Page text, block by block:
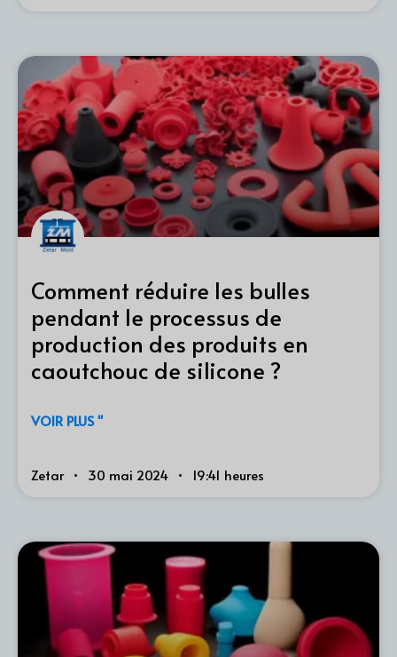
Comment réduire les bulles
pendant le processus de
production des produits en
caoutchouc de silicone ?
VOIR PLUS "
Zetar 30 mai 2024 19:41 heures